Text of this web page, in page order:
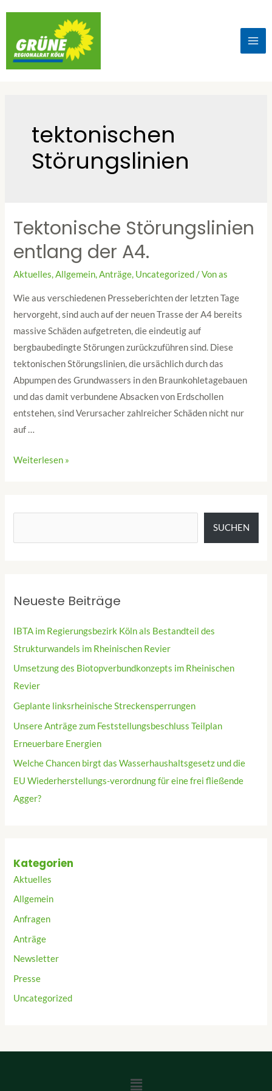
tektonischen
Störungslinien
Tektonische Störungslinien
entlang der A4.
Aktuelles,Allgemein,Anträge, Uncategorized/ Vonas
Wie aus verschiedenen Presseberichten der letzten Tage
hervorgeht, sind auch auf der neuen Trasse der A4 bereits
massive Schäden aufgetreten, die eindeutig auf
bergbaubedingte Störungen zurückzuführen sind. Diese
tektonischen Störungslinien, die ursächlich durch das
Abpumpen des Grundwassers in den Braunkohletagebauen
und das damit verbundene Absacken von Erdschollen
entstehen, sind Verursacher zahlreicher Schäden nicht nur
auf …
Weiterlesen »
SUCHEN
Neueste Beiträge
IBTA im Regierungsbezirk Köln als Bestandteil des
Strukturwandels im Rheinischen Revier
Umsetzung des Biotopverbundkonzepts im Rheinischen
Revier
Geplante linksrheinische Streckensperrungen
Unsere Anträge zum Feststellungsbeschluss Teilplan
Erneuerbare Energien
Welche Chancen birgt das Wasserhaushaltsgesetz und die
EU Wiederherstellungs-verordnung für eine frei fließende
Agger?
Kategorien
Aktuelles
Allgemein
Anfragen
Anträge
Newsletter
Presse
Uncategorized